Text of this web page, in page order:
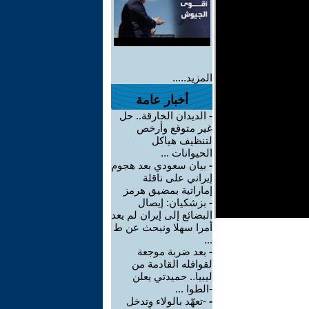
المزيد.....
أخبار عامة
- الديدان الخارقة.. حل
غير متوقع وأرخص
لتنظيف هياكل
الحيوانات ...
- بيان سعودي بعد هجوم
إيراني على ناقلة
إماراتية بمضيق هرمز
- بزشكيان: إيصال
البضائع إلى إيران لم يعد
أمرا سهلا ونبحث عن ط
...
- بعد ضربة موجعة
لقوافله القادمة من
ليبيا.. حميدتي يعلن
-الطوا ...
- -تعهّد بالولاء وتدخل